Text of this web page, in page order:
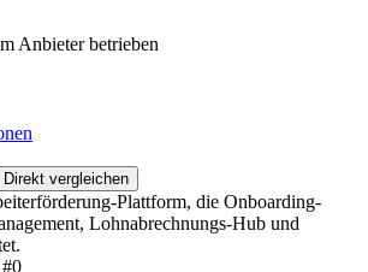
Anbieter betrieben
Direkt vergleichen
Plattform, die Onboarding-
Lohnabrechnungs-Hub und